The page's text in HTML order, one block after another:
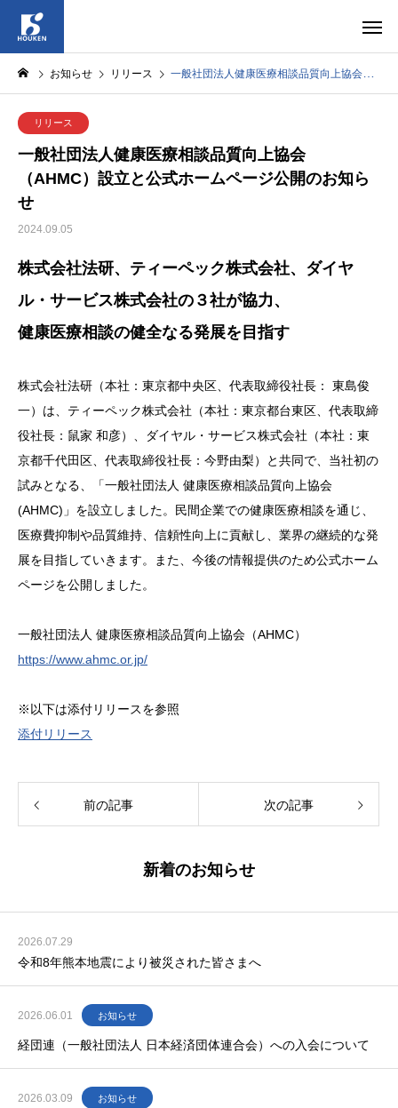
お知らせ リリース ⼀般社団法⼈健康医療相談品質向上協会（AHMC）設⽴と公式ホームページ公開のお知らせ
リリース
⼀般社団法⼈健康医療相談品質向上協会
（AHMC）設⽴と公式ホームページ公開のお知ら
せ
2024.09.05
株式会社法研、ティーペック株式会社、ダイヤ
ル・サービス株式会社の３社が協⼒、
健康医療相談の健全なる発展を目指す
株式会社法研（本社：東京都中央区、代表取締役社⻑： 東島俊
⼀）は、ティーペック株式会社（本社：東京都台東区、代表取締
役社⻑：⿏家 和彦）、ダイヤル・サービス株式会社（本社：東
京都千代⽥区、代表取締役社⻑：今野由梨）と共同で、当社初の
試みとなる、「⼀般社団法⼈ 健康医療相談品質向上協会
(AHMC)」を設⽴しました。⺠間企業での健康医療相談を通じ、
医療費抑制や品質維持、信頼性向上に貢献し、業界の継続的な発
展を目指していきます。また、今後の情報提供のため公式ホーム
ページを公開しました。
⼀般社団法⼈ 健康医療相談品質向上協会（AHMC）
https://www.ahmc.or.jp/
※以下は添付リリースを参照
添付リリース
前の記事 次の記事
新着のお知らせ
2026.07.29
令和8年熊本地震により被災された皆さまへ
2026.06.01 お知らせ
経団連（一般社団法人 日本経済団体連合会）への入会について
2026.03.09 お知らせ